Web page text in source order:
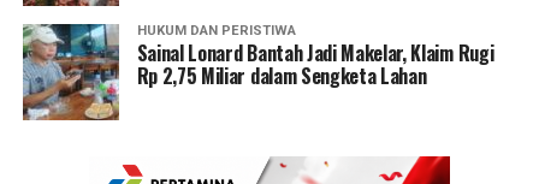
HUKUM DAN PERISTIWA
Sainal Lonard Bantah Jadi Makelar, Klaim Rugi
Rp 2,75 Miliar dalam Sengketa Lahan